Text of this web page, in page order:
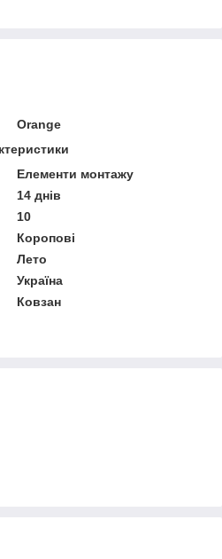
Orange
Елементи монтажу
14 днів
10
Коропові
Лето
Україна
Ковзан